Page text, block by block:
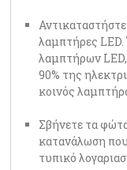
λαμπτήρες LED.
λαμπτήρων LED,
90% της
κοινός
Σβήνετε τα
κατανάλωση
τυπικό